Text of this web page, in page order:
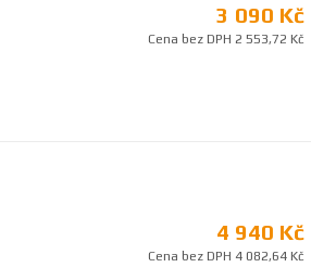
3 090 Kč
Cena bez DPH 2 553,72 Kč
4 940 Kč
Cena bez DPH 4 082,64 Kč